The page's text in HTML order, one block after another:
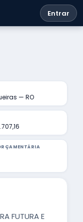
Entrar
— RO
FUTURA E